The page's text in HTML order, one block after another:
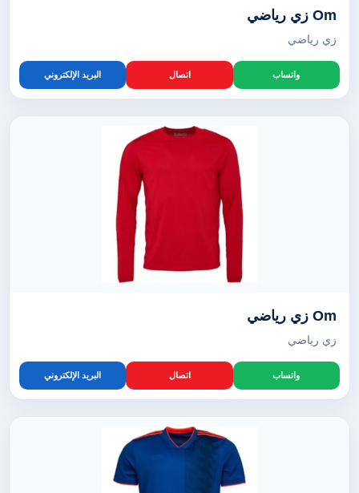
Om زي رياضي
زي رياضي
واتساب اتصال البريد الإلكتروني
Om زي رياضي
زي رياضي
واتساب اتصال البريد الإلكتروني